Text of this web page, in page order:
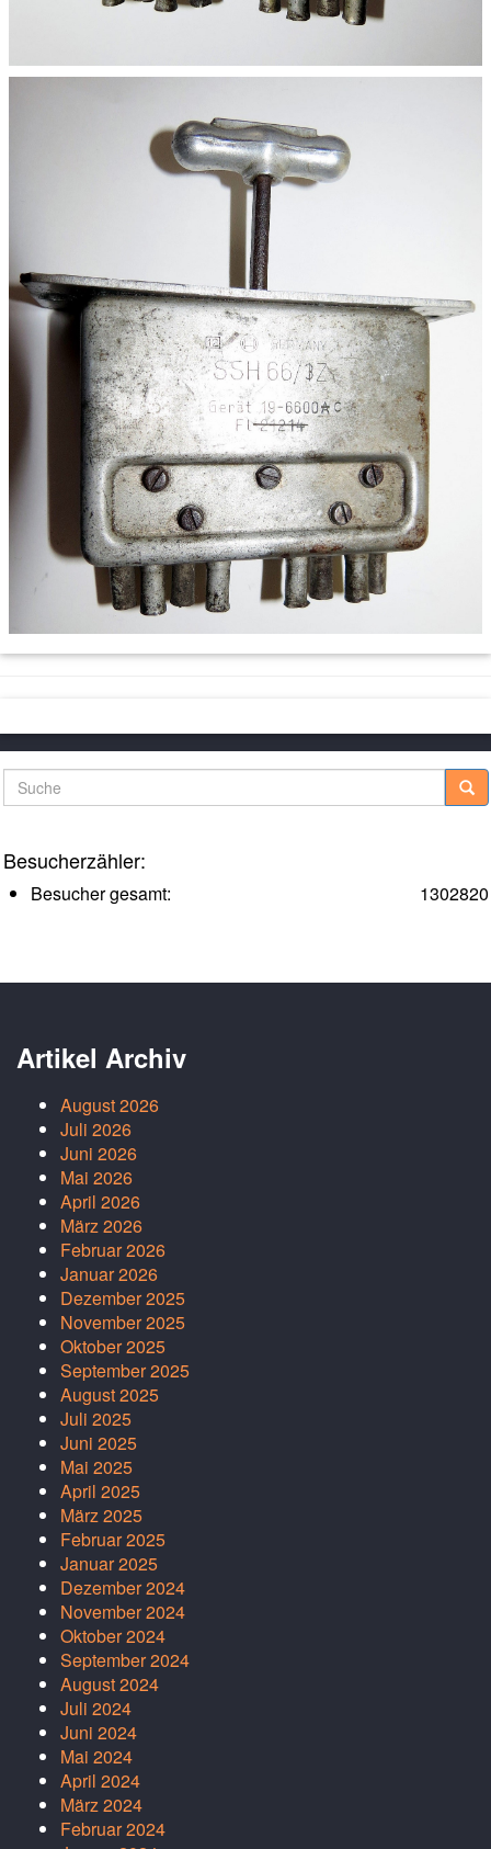
Suche
Besucherzähler:
1302820
Besucher gesamt:
Artikel Archiv
August 2026
Juli 2026
Juni 2026
Mai 2026
April 2026
März 2026
Februar 2026
Januar 2026
Dezember 2025
November 2025
Oktober 2025
September 2025
August 2025
Juli 2025
Juni 2025
Mai 2025
April 2025
März 2025
Februar 2025
Januar 2025
Dezember 2024
November 2024
Oktober 2024
September 2024
August 2024
Juli 2024
Juni 2024
Mai 2024
April 2024
März 2024
Februar 2024